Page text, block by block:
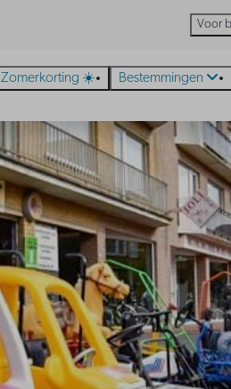
Voor
Zomerkorting ☀️ Bestemmingen